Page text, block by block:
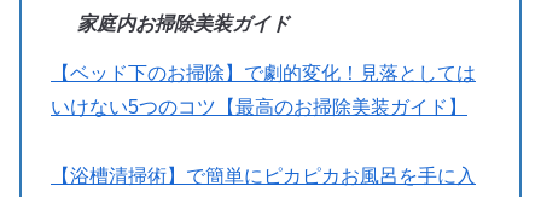
家庭内お掃除美装ガイド
【ベッド下のお掃除】で劇的変化！見落としては
いけない5つのコツ【最高のお掃除美装ガイド】
【浴槽清掃術】で簡単にピカピカお風呂を手に入